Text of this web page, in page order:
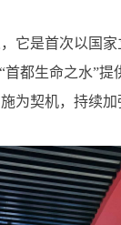
它是首次以国
都生命之水”提
为契机，持续